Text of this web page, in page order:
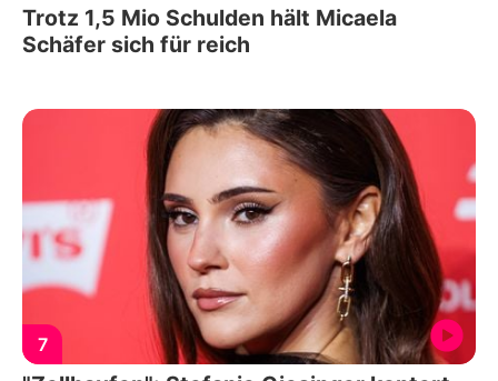
Trotz 1,5 Mio Schulden hält Micaela
Schäfer sich für reich
7